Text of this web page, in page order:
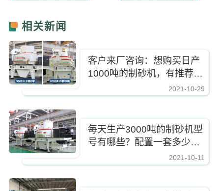
相关新闻
https://www.zhishaji.cn/Upload/Editor/image/20211029154306_95375.jpg,
客户来厂咨询：想购买日产
1000吨的制砂机，有推荐的
2021-10-29
https://www.zhishaji.cn/Upload/Editor/image/
每天生产3000吨的制砂机型
号有哪些？配置一套多少
2021-10-11